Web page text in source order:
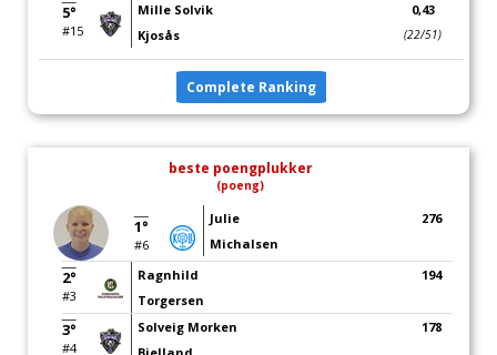
5°
#15
Mille Solvik
Kjosås
0,43
(22/51)
Complete Ranking
beste poengplukker
(poeng)
1°
#6
Julie
Michalsen
276
2°
#3
Ragnhild
Torgersen
194
3°
#4
Solveig Morken
178